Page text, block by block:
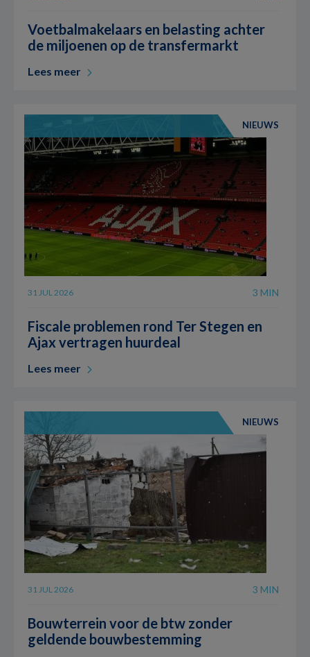
Voetbalmakelaars en belasting achter
de miljoenen op de transfermarkt
Lees meer
NIEUWS
31 JUL 2026 3 MIN
Fiscale problemen rond Ter Stegen en
Ajax vertragen huurdeal
Lees meer
NIEUWS
31 JUL 2026 3 MIN
Bouwterrein voor de btw zonder
geldende bouwbestemming